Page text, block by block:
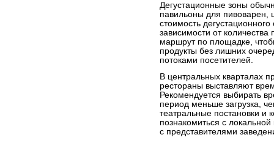
Дегустационные зоны
павильоны для пивоварен,
стоимость
зависимости от
маршрут по площадке,
продукты без лишних
потоками посетителей.
В центральных кварталах
рестораны выставляют
Рекомендуется выбирать
период меньше загрузка,
театральные постановки и
познакомиться с
с представителями